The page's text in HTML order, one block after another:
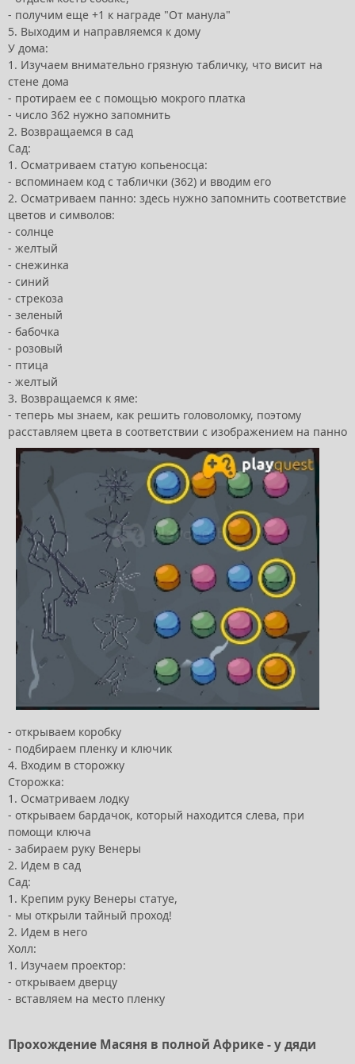
- получим еще +1 к награде "От манула"
5. Выходим и направляемся к дому
У дома:
1. Изучаем внимательно грязную табличку, что висит на
стене дома
- протираем ее с помощью мокрого платка
- число 362 нужно запомнить
2. Возвращаемся в сад
Сад:
1. Осматриваем статую копьеносца:
- вспоминаем код с таблички (362) и вводим его
2. Осматриваем панно: здесь нужно запомнить соответствие
цветов и символов:
- солнце
- желтый
- снежинка
- синий
- стрекоза
- зеленый
- бабочка
- розовый
- птица
- желтый
3. Возвращаемся к яме:
- теперь мы знаем, как решить головоломку, поэтому
расставляем цвета в соответствии с изображением на панно
- открываем коробку
- подбираем пленку и ключик
4. Входим в сторожку
Сторожка:
1. Осматриваем лодку
- открываем бардачок, который находится слева, при
помощи ключа
- забираем руку Венеры
2. Идем в сад
Сад:
1. Крепим руку Венеры статуе,
- мы открыли тайный проход!
2. Идем в него
Холл:
1. Изучаем проектор:
- открываем дверцу
- вставляем на место пленку
Прохождение Масяня в полной Африке- у дяди